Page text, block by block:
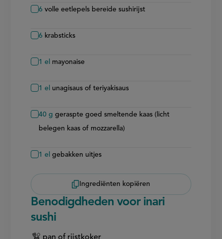
6 volle eetlepels bereide sushirijst
6 krabsticks
1 el mayonaise
1 el unagisaus of teriyakisaus
40 g geraspte goed smeltende kaas (licht
belegen kaas of mozzarella)
1 el gebakken uitjes
Ingrediënten kopiëren
Benodigdheden voor inari
sushi
pan of rijstkoker